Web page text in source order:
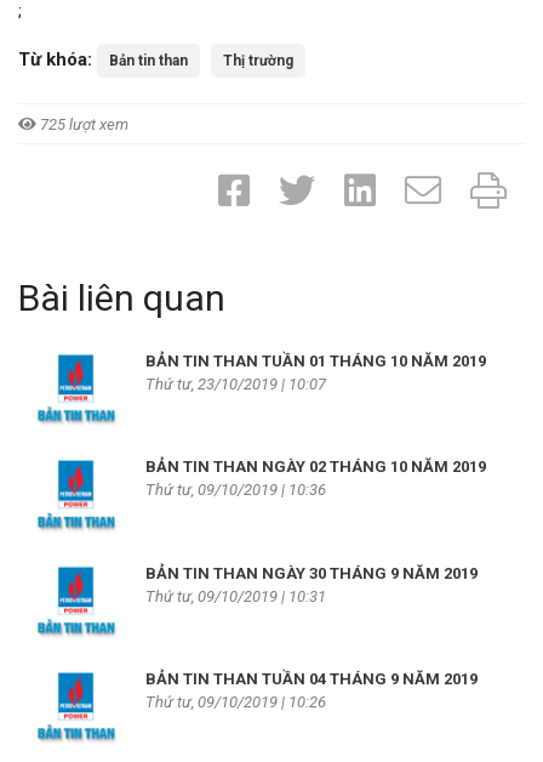
;
Từ khóa: Bản tin than Thị trường
725 lượt xem
Bài liên quan
BẢN TIN THAN TUẦN 01 THÁNG 10 NĂM 2019
Thứ tư, 23/10/2019 | 10:07
BẢN TIN THAN NGÀY 02 THÁNG 10 NĂM 2019
Thứ tư, 09/10/2019 | 10:36
BẢN TIN THAN NGÀY 30 THÁNG 9 NĂM 2019
Thứ tư, 09/10/2019 | 10:31
BẢN TIN THAN TUẦN 04 THÁNG 9 NĂM 2019
Thứ tư, 09/10/2019 | 10:26